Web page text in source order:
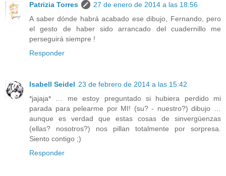
Patrizia Torres
27 de enero de 2014 a las 18:56
A saber dónde habrá acabado ese dibujo, Fernando, pero
el gesto de haber sido arrancado del cuadernillo me
perseguirá siempre !
Responder
Isabell Seidel 23 de febrero de 2014 a las 15:42
*jajaja* … me estoy preguntado si hubiera perdido mi
parada para pelearme por MI! (su? - nuestro?) dibujo …
aunque es verdad que estas cosas de sinvergüenzas
(ellas? nosotros?) nos pillan totalmente por sorpresa.
Siento contigo ;)
Responder